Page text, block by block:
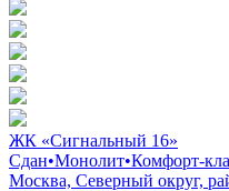
ЖК «Сигнальный 16»
Сдан•Монолит•Комфорт-
Москва, Северный округ,